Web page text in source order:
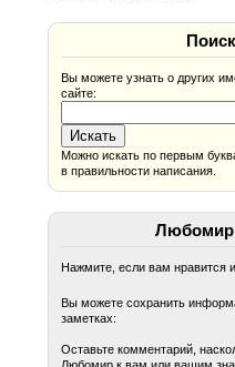
Вы можете узнать о других
сайте:
Можно искать по первым
в правильности написания.
Любомир
Нажмите, если вам нравится
Вы можете сохранить
заметках:
Оставьте комментарий,